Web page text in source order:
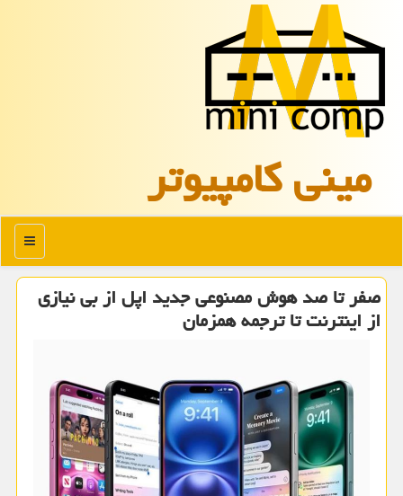
مینی كامپیوتر
منو
صفر تا صد هوش مصنوعی جدید اپل از بی نیازی
از اینترنت تا ترجمه همزمان